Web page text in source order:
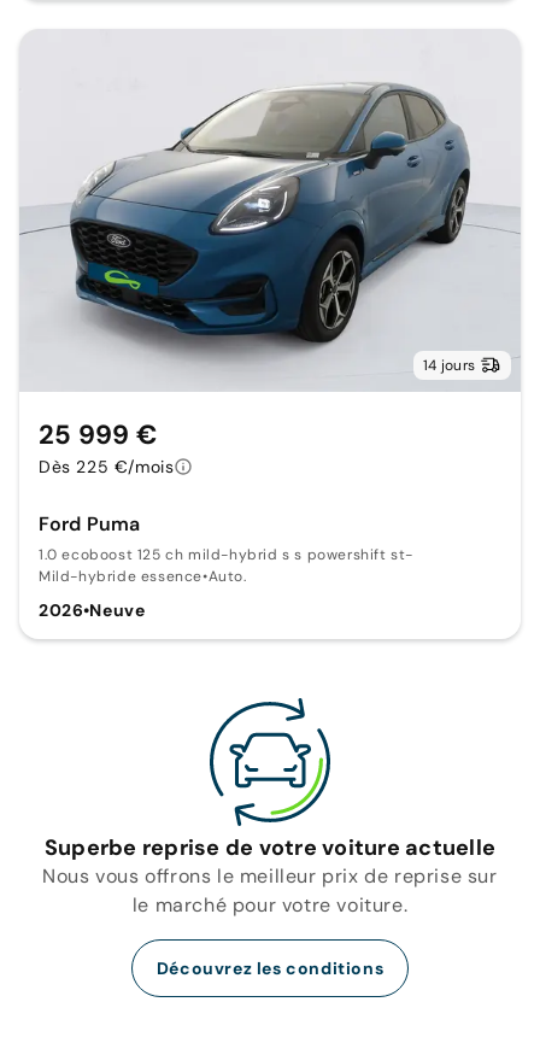
14 jours
Ford Puma
1.0 ecoboost 125 ch mild-hybrid s s powershift st-
Mild-hybride essence•Auto.
2026•Neuve
25 999 €
Dès 225 €/mois
Superbe reprise de votre voiture actuelle
Nous vous offrons le meilleur prix de reprise sur
le marché pour votre voiture.
Découvrez les conditions